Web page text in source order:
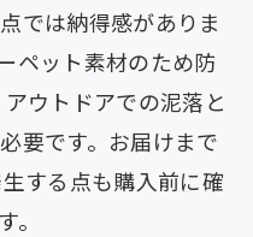
では納得感がありま
ペット素材のため防
ウトドアでの泥落と
要です。お届けまで
する点も購入前に確
。